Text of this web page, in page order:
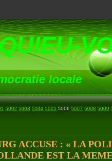
locale
5002 5003 5004 5005 5006 5007 5008 5009
ACCUSE : « LA
EST LA